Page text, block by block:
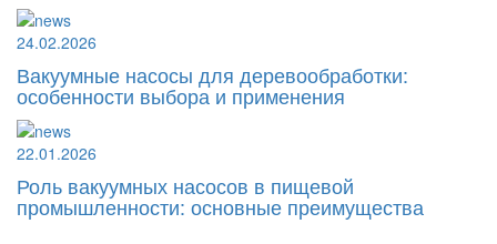
24.02.2026
Вакуумные насосы для деревообработки:
особенности выбора и применения
22.01.2026
Роль вакуумных насосов в пищевой
промышленности: основные преимущества